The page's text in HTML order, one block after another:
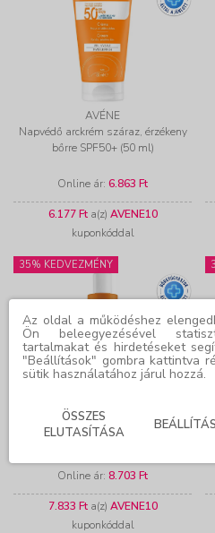
AVÉNE
Napvédő arckrém száraz, érzékeny
bőrre SPF50+ (50 ml)
Online ár: 6.863 Ft
6.177 Fta(z) AVENE10
kuponkóddal
35% KEDVEZMÉNY
Napvédő spray gyerekeknek SPF50+
(200 ml)
Online ár: 8.703 Ft
7.833 Fta(z) AVENE10
kuponkóddal
Az oldal a működéshez
Ön beleegyezésével
tartalmakat és hirdetéseket
"Beállítások" gombra kattintva
sütik használatához járul hozzá.
ÖSSZES
ELUTASÍTÁSA